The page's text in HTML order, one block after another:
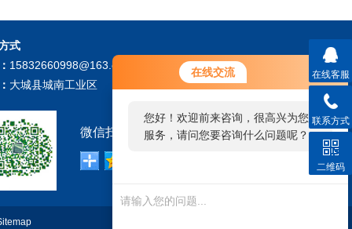
在线交流
您好！欢迎前来咨询，很高兴为您
服务，请问您要咨询什么问题呢？
式
15832660998@163.com
大城县城南工业区
微信扫描关注我们：
在线客服
联系方式
二维码